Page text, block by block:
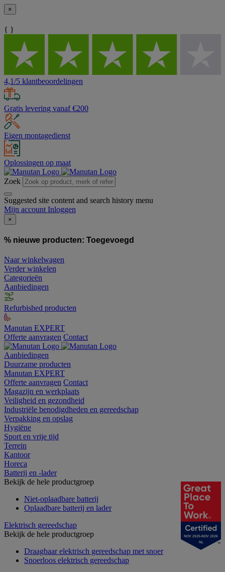
×
{ }
4,1/5 klantbeoordelingen
Gratis levering vanaf €200
Eigen montagedienst
Oplossingen op maat
Zoek
Suggested site content and search history menu
Mijn account Inloggen
×
% nieuwe producten: Toegevoegd
Naar winkelwagen
Verder winkelen
Categorieën
Aanbiedingen
Refurbished producten
Manutan EXPERT
Offerte aanvragen Contact
Aanbiedingen
Duurzame producten
Manutan EXPERT
Offerte aanvragen Contact
Magazijn en werkplaats
Veiligheid en gezondheid
Industriële benodigdheden en gereedschap
Verpakking en opslag
Hygiëne
Sport en vrije tijd
Terrein
Kantoor
Horeca
Batterij en -lader
Bekijk de hele productgroep
Niet-oplaadbare batterij
Oplaadbare batterij en lader
Elektrisch gereedschap
Bekijk de hele productgroep
Draagbaar elektrisch gereedschap met snoer
Snoerloos elektrisch gereedschap
NOV 2025-NOV 2026
NL